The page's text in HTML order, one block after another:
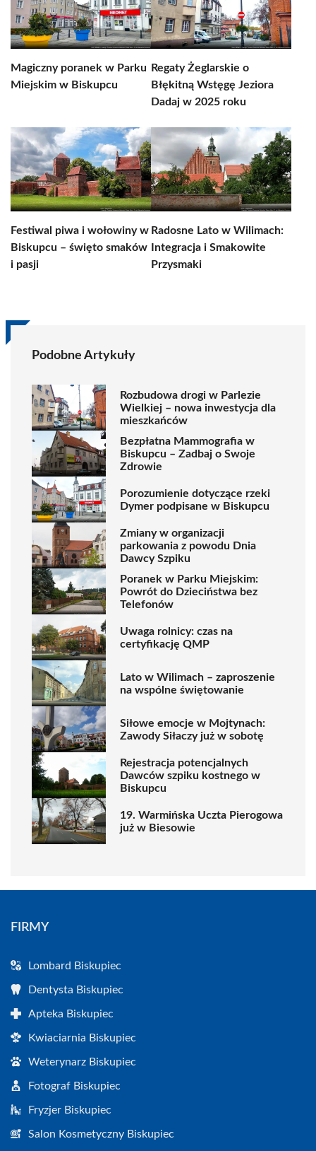
Magiczny poranek w Parku
Miejskim w Biskupcu
Regaty Żeglarskie o
Błękitną Wstęgę Jeziora
Dadaj w 2025 roku
Festiwal piwa i wołowiny w
Biskupcu – święto smaków
i pasji
Radosne Lato w Wilimach:
Integracja i Smakowite
Przysmaki
Podobne Artykuły
Rozbudowa drogi w Parlezie
Wielkiej – nowa inwestycja dla
mieszkańców
Bezpłatna Mammografia w
Biskupcu – Zadbaj o Swoje
Zdrowie
Porozumienie dotyczące rzeki
Dymer podpisane w Biskupcu
Zmiany w organizacji
parkowania z powodu Dnia
Dawcy Szpiku
Poranek w Parku Miejskim:
Powrót do Dzieciństwa bez
Telefonów
Uwaga rolnicy: czas na
certyfikację QMP
Lato w Wilimach – zaproszenie
na wspólne świętowanie
Siłowe emocje w Mojtynach:
Zawody Siłaczy już w sobotę
Rejestracja potencjalnych
Dawców szpiku kostnego w
Biskupcu
19. Warmińska Uczta Pierogowa
już w Biesowie
FIRMY
Lombard Biskupiec
Dentysta Biskupiec
Apteka Biskupiec
Kwiaciarnia Biskupiec
Weterynarz Biskupiec
Fotograf Biskupiec
Fryzjer Biskupiec
Salon Kosmetyczny Biskupiec